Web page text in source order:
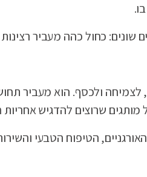
שונים: כחול כהה מעביר
ולכסף. הוא מעביר
שרוצים להדגיש
הטיפוח הטבעי